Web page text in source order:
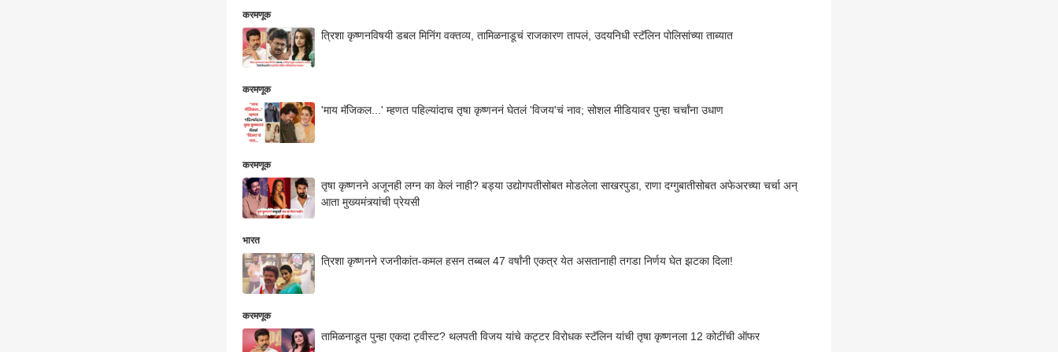
करमणूक
त्रिशा कृष्णनविषयी डबल मिनिंग वक्तव्य, तामिळनाडूचं राजकारण तापलं, उदयनिधी स्टॅलिन पोलिसांच्या ताब्यात
करमणूक
'माय मॅजिकल...' म्हणत पहिल्यांदाच तृषा कृष्णननं घेतलं 'विजय'चं नाव; सोशल मीडियावर पुन्हा चर्चांना उधाण
करमणूक
तृषा कृष्णनने अजूनही लग्न का केलं नाही? बड्या उद्योगपतीसोबत मोडलेला साखरपुडा, राणा दग्गुबातीसोबत अफेअरच्या चर्चा अन्
आता मुख्यमंत्र्यांची प्रेयसी
भारत
त्रिशा कृष्णनने रजनीकांत-कमल हसन तब्बल 47 वर्षांनी एकत्र येत असतानाही तगडा निर्णय घेत झटका दिला!
करमणूक
तामिळनाडूत पुन्हा एकदा ट्वीस्ट? थलपती विजय यांचे कट्टर विरोधक स्टॅलिन यांची तृषा कृष्णनला 12 कोटींची ऑफर